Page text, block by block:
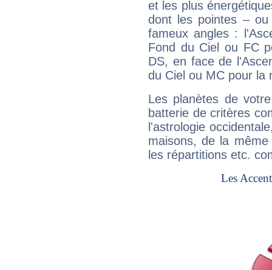
et les plus
dont les pointes –
fameux angles :
Fond du Ciel ou FC
DS, en face de
du Ciel ou MC pour la
Les planètes de
batterie de critères
l'astrologie
maisons, de la
les répartitions etc.